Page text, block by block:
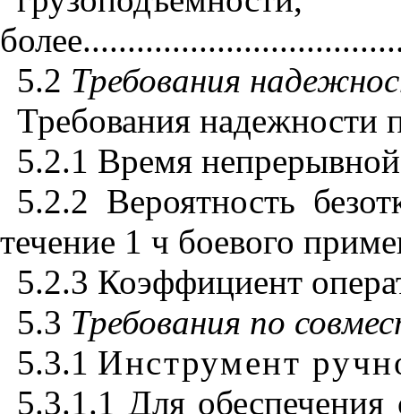
более
5.2 Требования
Требования
5.2.1 Время
5.2.2 Вероятность
течение 1 ч боевого
5.2.3 Коэффициент
5.3 Требования по
5.3.1 Инструмент
5.3.1.1 Для